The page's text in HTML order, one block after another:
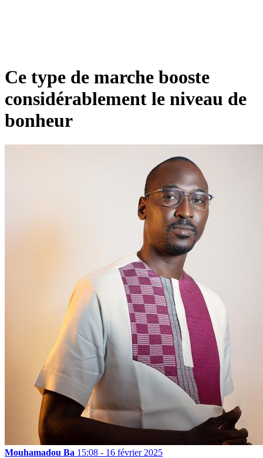
Ce type de marche booste
considérablement le niveau de
bonheur
Mouhamadou Ba 15:08 - 16 février 2025